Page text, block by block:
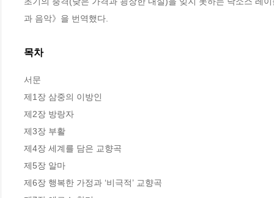
과 음악》을 번역했다.
목차
서문
제1장 삼중의 이방인
제2장 방랑자
제3장 부활
제4장 세계를 담은 교향곡
제5장 알마
제6장 행복한 가정과 ‘비극적’ 교향곡